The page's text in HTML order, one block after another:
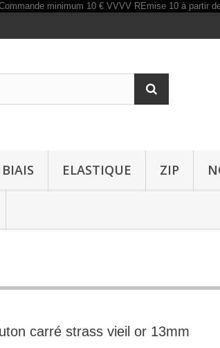
ELASTIQUE ZIP
carré strass vieil or 13mm